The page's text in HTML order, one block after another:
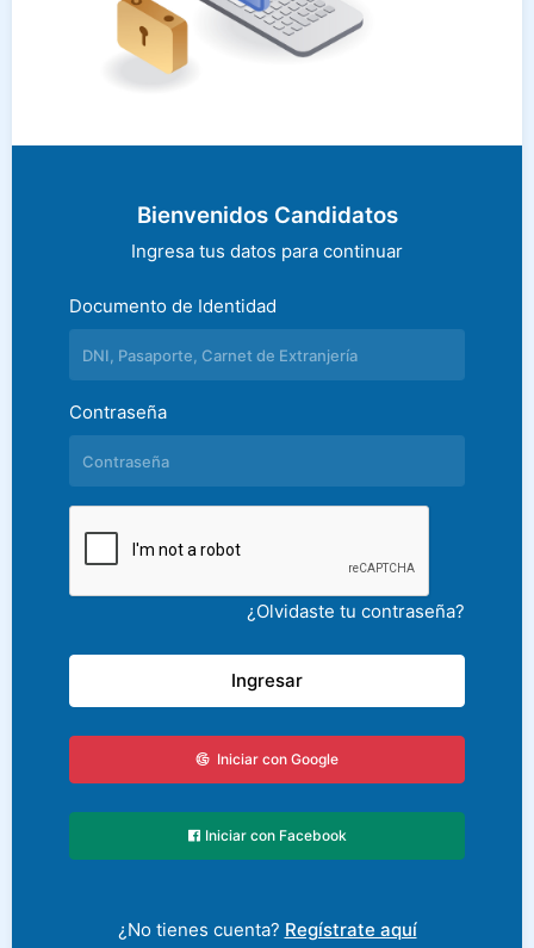
Bienvenidos Candidatos
Ingresa tus datos para continuar
Documento de Identidad
Contraseña
¿Olvidaste tu contraseña?
Ingresar
Iniciar con Google
Iniciar con Facebook
¿No tienes cuenta? Regístrate aquí